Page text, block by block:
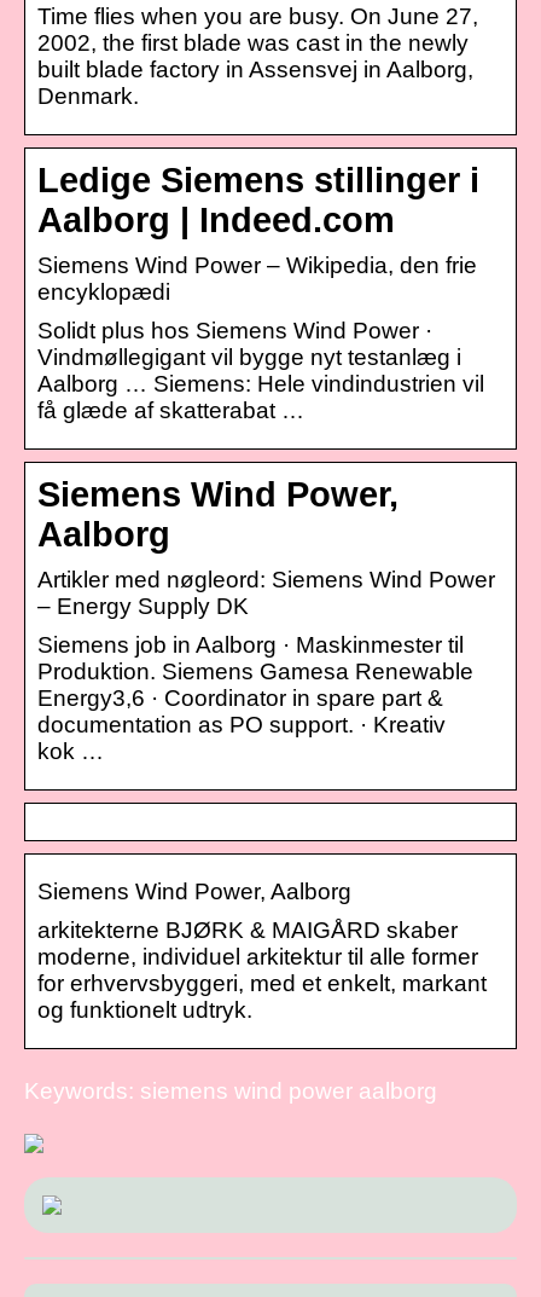
Time flies when you are busy. On June 27,
2002, the first blade was cast in the newly
built blade factory in Assensvej in Aalborg,
Denmark.
Ledige Siemens stillinger i
Aalborg | Indeed.com
Siemens Wind Power – Wikipedia, den frie
encyklopædi
Solidt plus hos Siemens Wind Power ·
Vindmøllegigant vil bygge nyt testanlæg i
Aalborg … Siemens: Hele vindindustrien vil
få glæde af skatterabat …
Siemens Wind Power,
Aalborg
Artikler med nøgleord: Siemens Wind Power
– Energy Supply DK
Siemens job in Aalborg · Maskinmester til
Produktion. Siemens Gamesa Renewable
Energy3,6 · Coordinator in spare part &
documentation as PO support. · Kreativ
kok …
Siemens Wind Power, Aalborg
arkitekterne BJØRK & MAIGÅRD skaber
moderne, individuel arkitektur til alle former
for erhvervsbyggeri, med et enkelt, markant
og funktionelt udtryk.
Keywords: siemens wind power aalborg